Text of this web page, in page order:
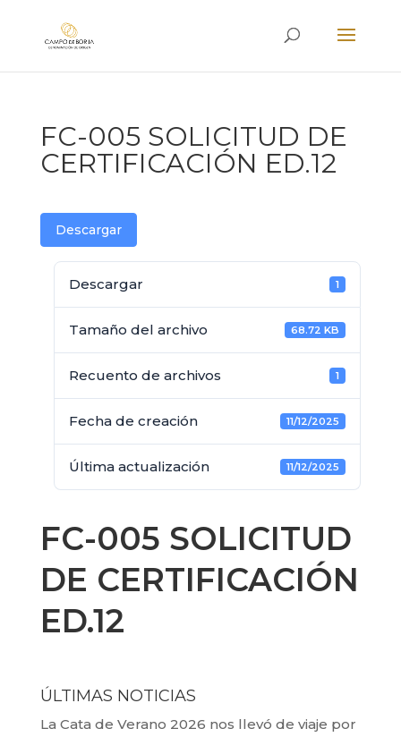
FC-005 SOLICITUD DE
CERTIFICACIÓN ED.12
Descargar
Descargar 1
Tamaño del archivo 68.72 KB
Recuento de archivos 1
Fecha de creación 11/12/2025
Última actualización 11/12/2025
FC-005 SOLICITUD
DE CERTIFICACIÓN
ED.12
ÚLTIMAS NOTICIAS
La Cata de Verano 2026 nos llevó de viaje por